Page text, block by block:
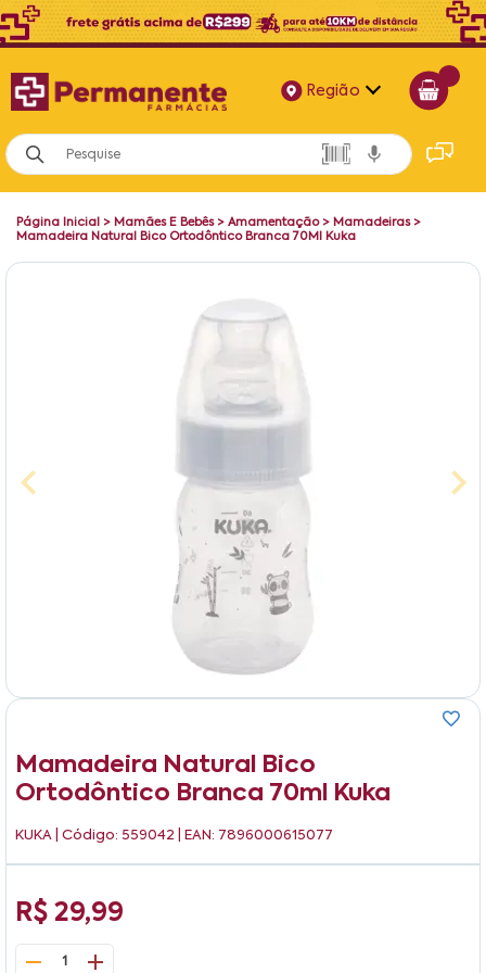
Região
Alagoas
Bahia
Paraíba
Página Inicial > Mamães E Bebês> Amamentação> Mamadeiras>
Mamadeira Natural Bico Ortodôntico Branca 70Ml Kuka
Mamadeira Natural Bico
Ortodôntico Branca 70ml Kuka
KUKA | Código: 559042 | EAN: 7896000615077
R$ 29,99
1